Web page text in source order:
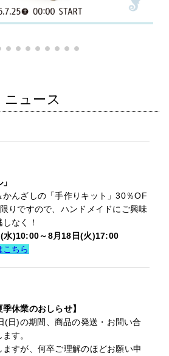
ニュース
んざしの「手作りキット」30％OF
りですので、ハンドメイドにご興味
なく！
水)10:00～8月18日(火)17:00
ちら
休業のおしらせ】
日)の期間、商品の発送・お問い合
す。
すが、何卒ご理解のほどお願い申